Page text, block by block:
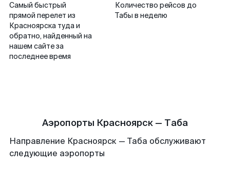
Самый быстрый
прямой перелет из
Красноярска туда и
обратно, найденный на
нашем сайте за
последнее время
Количество рейсов до
Табы в неделю
Аэропорты Красноярск — Таба
Направление Красноярск — Таба обслуживают
следующие аэропорты